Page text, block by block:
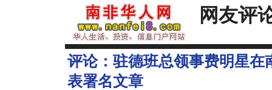
网友评
评论： 驻德班总领事费明星在
表署名文章